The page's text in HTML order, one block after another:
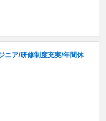
ニア/研修制度充実/年間休